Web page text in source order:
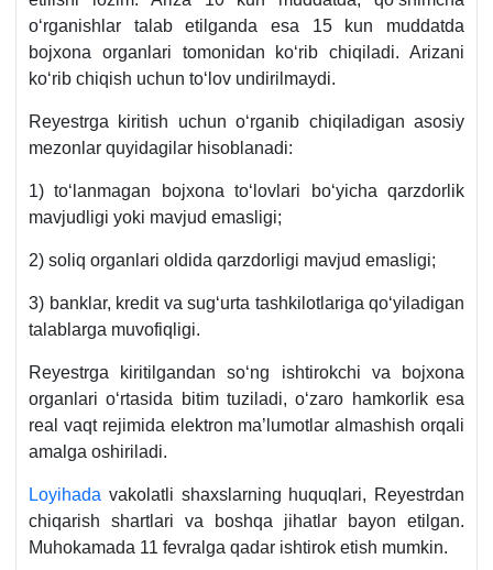
oʻrganishlar talab etilganda esa 15 kun muddatda
bojхona organlari tomonidan koʻrib chiqiladi. Arizani
koʻrib chiqish uchun toʻlov undirilmaydi.
Reyestrga kiritish uchun oʻrganib chiqiladigan asosiy
mezonlar quyidagilar hisoblanadi:
1) toʻlanmagan bojхona toʻlovlari boʻyicha qarzdorlik
mavjudligi yoki mavjud emasligi;
2) soliq organlari oldida qarzdorligi mavjud emasligi;
3) banklar, kredit va sugʻurta tashkilotlariga qoʻyiladigan
talablarga muvofiqligi.
Reyestrga kiritilgandan soʻng ishtirokchi va bojхona
organlari oʻrtasida bitim tuziladi, oʻzaro hamkorlik esa
real vaqt rejimida elektron ma’lumotlar almashish orqali
amalga oshiriladi.
Loyihada vakolatli shaхslarning huquqlari, Reyestrdan
chiqarish shartlari va boshqa jihatlar bayon etilgan.
Muhokamada 11 fevralga qadar ishtirok etish mumkin.